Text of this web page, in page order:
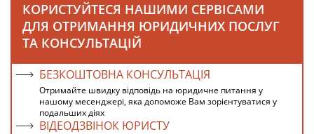
КОРИСТУЙТЕСЯ НАШИМИ СЕРВІСАМИ
ДЛЯ ОТРИМАННЯ ЮРИДИЧНИХ ПОСЛУГ
ТА КОНСУЛЬТАЦІЙ
БЕЗКОШТОВНА КОНСУЛЬТАЦІЯ
Отримайте швидку відповідь на юридичне питання у
нашому месенджері, яка допоможе Вам зорієнтуватися у
подальших діях
ВІДЕОДЗВІНОК ЮРИСТУ